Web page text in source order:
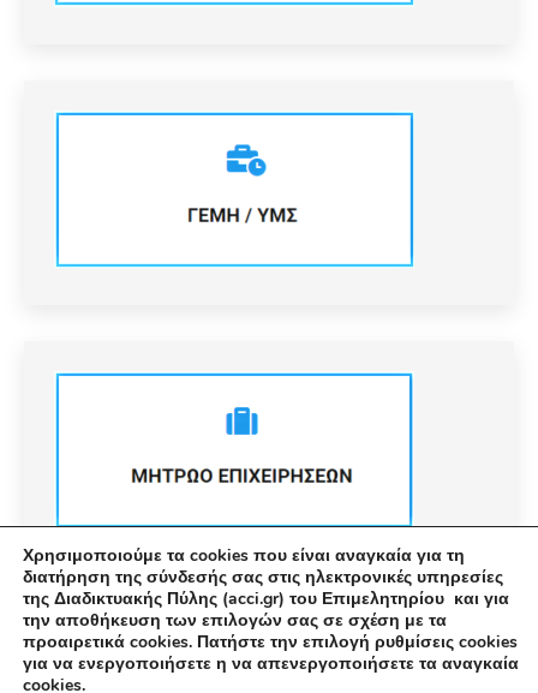
Χρησιμοποιούμε τα cookies που είναι αναγκαία για τη
διατήρηση της σύνδεσής σας στις ηλεκτρονικές υπηρεσίες
της Διαδικτυακής Πύλης (acci.gr) του Επιμελητηρίου και για
την αποθήκευση των επιλογών σας σε σχέση με τα
προαιρετικά cookies. Πατήστε την επιλογή ρυθμίσεις cookies
για να ενεργοποιήσετε η να απενεργοποιήσετε τα αναγκαία
cookies.